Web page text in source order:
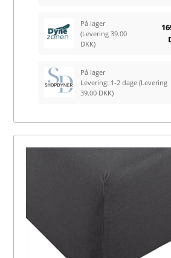
På lager
(Levering 39.00
DKK)
På lager
Levering: 1-2 dage(Levering
39.00 DKK)